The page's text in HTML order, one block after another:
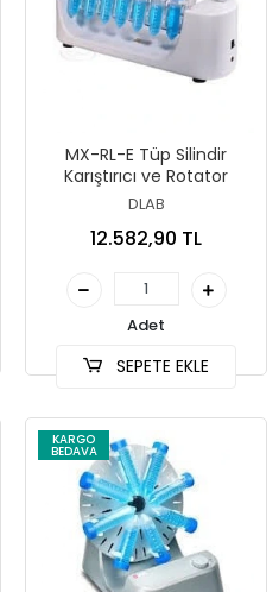
MX-RL-E Tüp Silindir
Karıştırıcı ve Rotator
DLAB
12.582,90 TL
Adet
SEPETE EKLE
KARGO
BEDAVA